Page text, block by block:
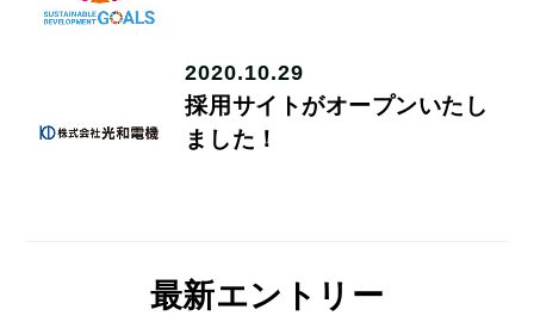
2020.10.29
採用サイトがオープンいたし
ました！
最新エントリー